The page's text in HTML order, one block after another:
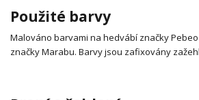
Použité barvy
Malováno barvami na hedvábí značky
značky Marabu. Barvy jsou zafixovány